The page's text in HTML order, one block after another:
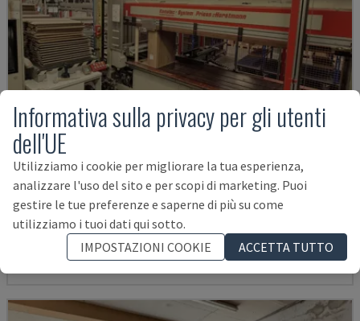
KP-5-CNC
PRIESS & HORSTMANN - PRESSA PER IMPIALLACCIATURA
BELGIO 2003
39.000 €
Informativa sulla privacy per gli utenti
dell'UE
Utilizziamo i cookie per migliorare la tua esperienza,
analizzare l'uso del sito e per scopi di marketing. Puoi
gestire le tue preferenze e saperne di più su come
utilizziamo i tuoi dati qui sotto.
IMPOSTAZIONI COOKIE
ACCETTA TUTTO